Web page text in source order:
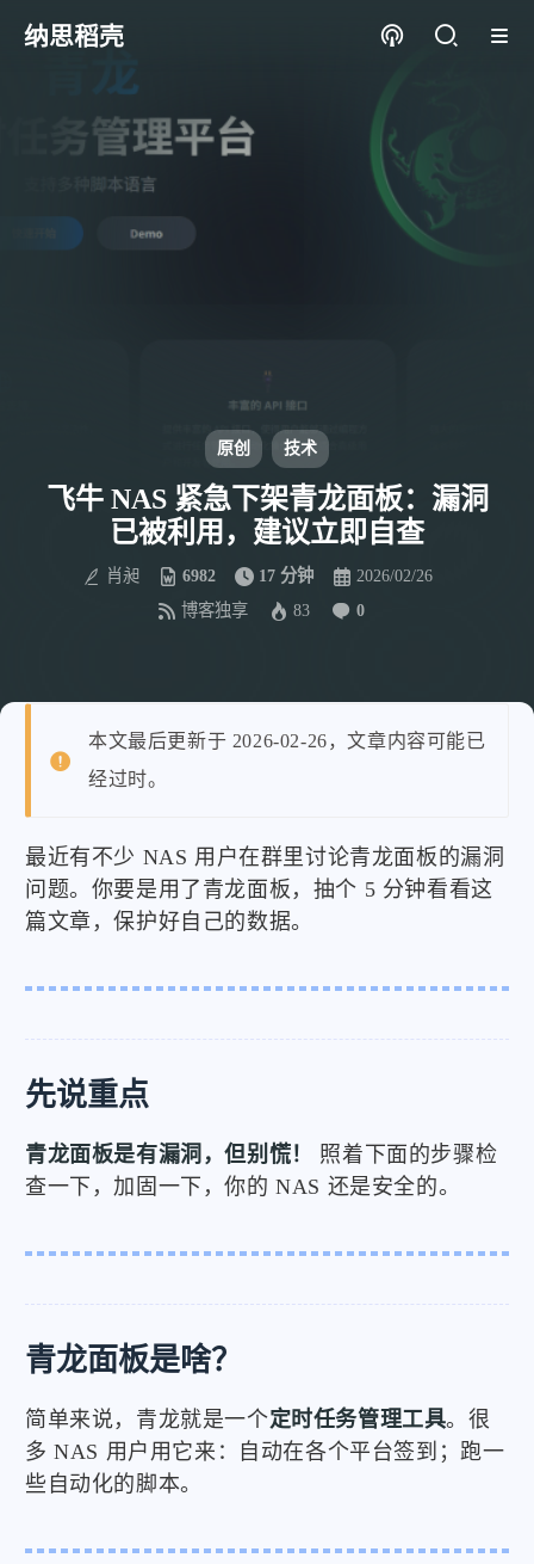
纳思稻壳
原创 技术
飞牛 NAS 紧急下架青龙面板：漏洞
已被利用，建议立即自查
肖昶 6982 17 分钟
2026/02/26
博客独享
83 0
本文最后更新于 2026-02-26，文章内容可能已
经过时。
最近有不少 NAS 用户在群里讨论青龙面板的漏洞
问题。你要是用了青龙面板，抽个 5 分钟看看这
篇文章，保护好自己的数据。
先说重点
青龙面板是有漏洞，但别慌！
照着下面的步骤检
查一下，加固一下，你的 NAS 还是安全的。
青龙面板是啥？
简单来说，青龙就是一个定时任务管理工具。很
多 NAS 用户用它来：自动在各个平台签到；跑一
些自动化的脚本。